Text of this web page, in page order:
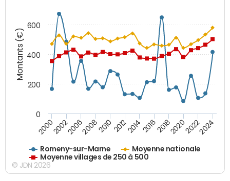
Montants (€)
Romeny-sur-Marne
Moyenne nationale
Moyenne villages de 250 à 500
20002002200620082010 2012201420162018202020222024
0
200
400
600
© JDN 2026